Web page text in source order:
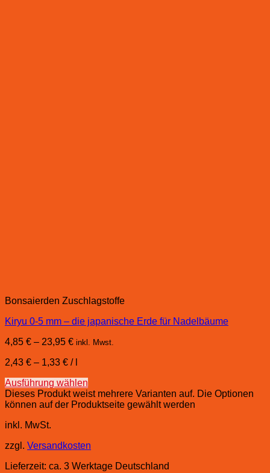
Bonsaierden Zuschlagstoffe
Kiryu 0-5 mm – die japanische Erde für Nadelbäume
4,85 € – 23,95 € inkl. Mwst.
2,43 € – 1,33 € /
Ausführung wählen
Dieses Produkt weist mehrere Varianten auf. Die Optionen
können auf der Produktseite gewählt werden
inkl. MwSt.
zzgl. Versandkosten
Lieferzeit: ca. 3 Werktage Deutschland